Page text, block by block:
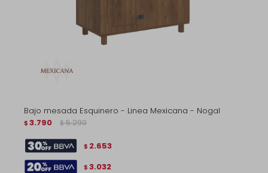
Bajo mesada Esquinero - Linea Mexicana - Nogal
$ 3.790 $ 5.290
$ 2.653
$ 3.032